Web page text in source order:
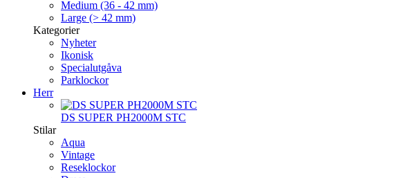
Medium (36 - 42 mm)
Large (> 42 mm)
Kategorier
Nyheter
Ikonisk
Specialutgåva
Parklockor
Herr
DS SUPER PH2000M STC
Stilar
Aqua
Vintage
Reseklockor